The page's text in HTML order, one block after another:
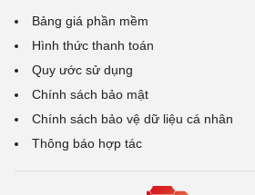
Bảng giá phần mềm
Hình thức thanh toán
Quy ước sử dụng
Chính sách bảo mật
Chính sách bảo vệ dữ liệu cá nhân
Thông báo hợp tác